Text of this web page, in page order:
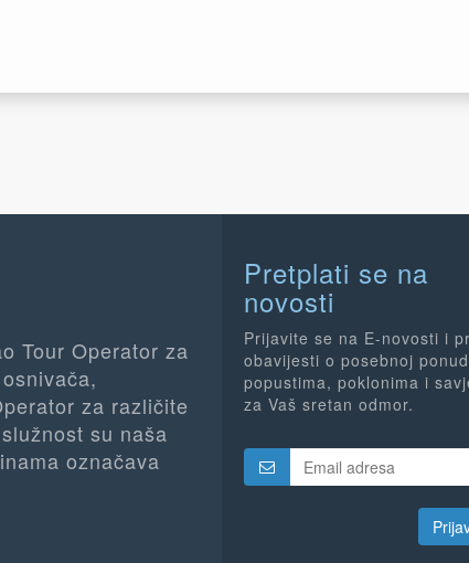
Tour Operator za
za različite
su naša
označava
Pretplati se na
novosti
Prijavite se na E-novosti i
obavijesti o posebnoj
popustima, poklonima i
za Vaš sretan odmor.